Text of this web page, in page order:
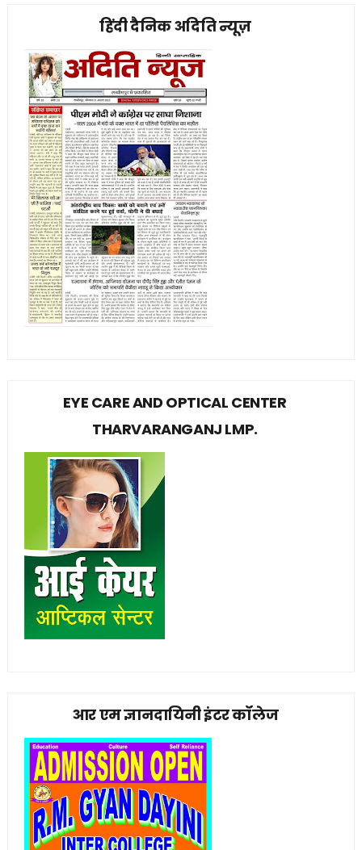
हिंदी दैनिक अदिति न्यूज़
EYE CARE AND OPTICAL CENTER
THARVARANGANJ LMP.
आर एम ज्ञानदायिनी इंटर कॉलेज